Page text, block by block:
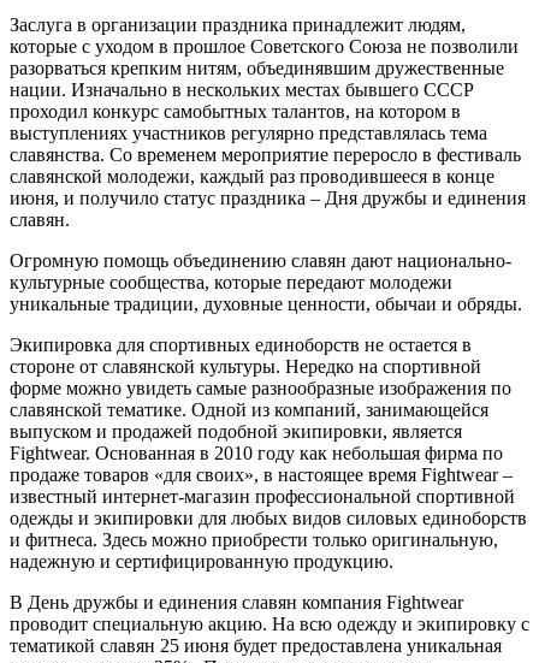
Заслуга в организации праздника принадлежит людям,
которые с уходом в прошлое Советского Союза не позволили
разорваться крепким нитям, объединявшим дружественные
нации. Изначально в нескольких местах бывшего СССР
проходил конкурс самобытных талантов, на котором в
выступлениях участников регулярно представлялась тема
славянства. Со временем мероприятие переросло в фестиваль
славянской молодежи, каждый раз проводившееся в конце
июня, и получило статус праздника – Дня дружбы и единения
славян.
Огромную помощь объединению славян дают национально-
культурные сообщества, которые передают молодежи
уникальные традиции, духовные ценности, обычаи и обряды.
Экипировка для спортивных единоборств не остается в
стороне от славянской культуры. Нередко на спортивной
форме можно увидеть самые разнообразные изображения по
славянской тематике. Одной из компаний, занимающейся
выпуском и продажей подобной экипировки, является
Fightwear. Основанная в 2010 году как небольшая фирма по
продаже товаров «для своих», в настоящее время Fightwear –
известный интернет-магазин профессиональной спортивной
одежды и экипировки для любых видов силовых единоборств
и фитнеса. Здесь можно приобрести только оригинальную,
надежную и сертифицированную продукцию.
В День дружбы и единения славян компания Fightwear
проводит специальную акцию. На всю одежду и экипировку с
тематикой славян 25 июня будет предоставлена уникальная